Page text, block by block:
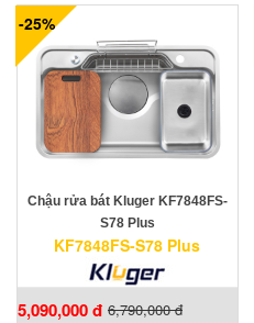
-25%
Chậu rửa bát Kluger KF7848FS-
S78 Plus
KF7848FS-S78 Plus
5,090,000 đ 6,790,000 đ